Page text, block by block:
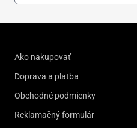
Ako nakupovať
Doprava a platba
Obchodné podmienky
Reklamačný formulár